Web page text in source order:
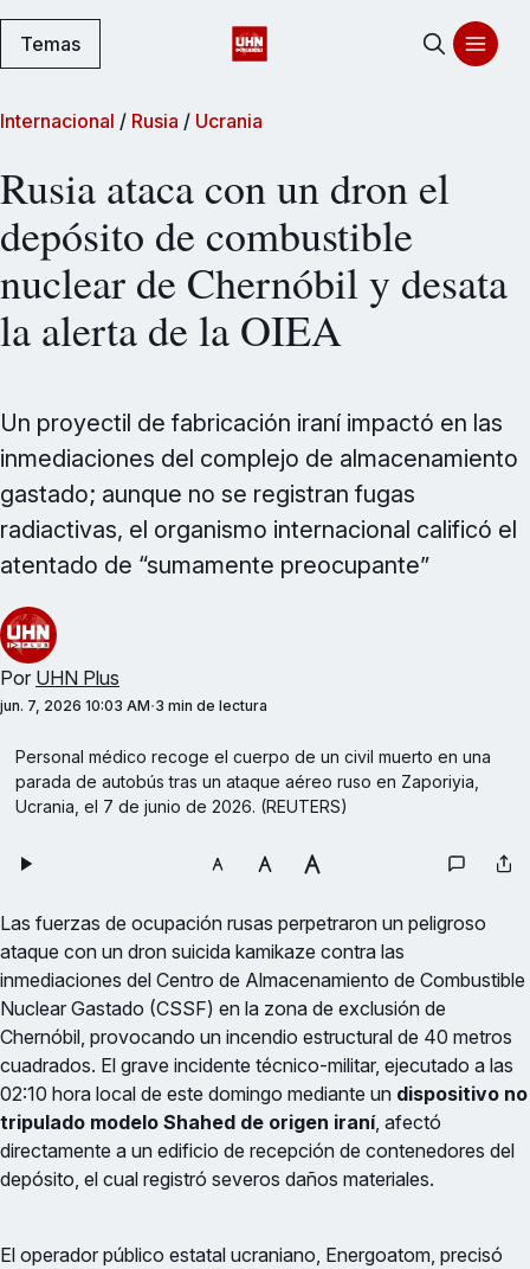
Temas
Internacional / Rusia / Ucrania
Rusia ataca con un dron el
depósito de combustible
nuclear de Chernóbil y desata
la alerta de la OIEA
Un proyectil de fabricación iraní impactó en las
inmediaciones del complejo de almacenamiento
gastado; aunque no se registran fugas
radiactivas, el organismo internacional calificó el
atentado de “sumamente preocupante”
Por UHN Plus
jun. 7, 2026 10:03 AM 3 min de lectura
Personal médico recoge el cuerpo de un civil muerto en una
parada de autobús tras un ataque aéreo ruso en Zaporiyia,
Ucrania, el 7 de junio de 2026. (REUTERS)
Las fuerzas de ocupación rusas perpetraron un peligroso
ataque con un dron suicida kamikaze contra las
inmediaciones del Centro de Almacenamiento de Combustible
Nuclear Gastado (CSSF) en la zona de exclusión de
Chernóbil, provocando un incendio estructural de 40 metros
cuadrados. El grave incidente técnico-militar, ejecutado a las
02:10 hora local de este domingo mediante un dispositivo no
tripulado modelo Shahed de origen iraní, afectó
directamente a un edificio de recepción de contenedores del
depósito, el cual registró severos daños materiales.
El operador público estatal ucraniano, Energoatom, precisó